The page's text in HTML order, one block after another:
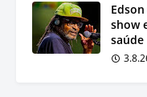
show
saúde